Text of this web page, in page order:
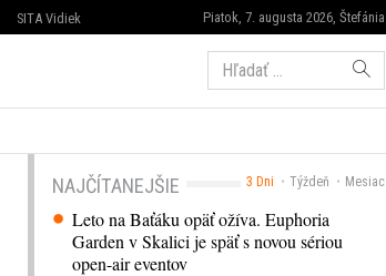
Piatok, 7. augusta 2026, Štefánia
SITA Vidiek
Hľadať:
3 Dni Týždeň Mesiac
NAJČÍTANEJŠIE
Leto na Baťáku opäť ožíva. Euphoria
Garden v Skalici je späť s novou sériou
open-air eventov